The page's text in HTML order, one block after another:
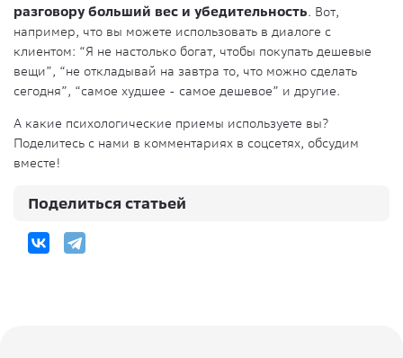
разговору больший вес и убедительность. Вот,
например, что вы можете использовать в диалоге с
клиентом: “Я не настолько богат, чтобы покупать дешевые
вещи”, “не откладывай на завтра то, что можно сделать
сегодня”, “самое худшее - самое дешевое” и другие.
А какие психологические приемы используете вы?
Поделитесь с нами в комментариях в соцсетях, обсудим
вместе!
Поделиться статьей